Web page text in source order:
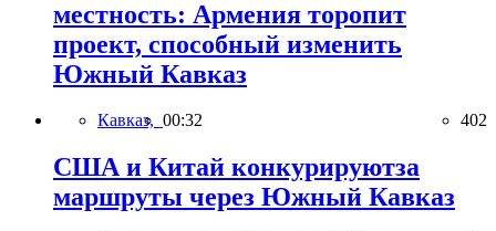
местность: Армения торопит
проект, способный изменить
Южный Кавказ
Кавказ, 00:32 402
США и Китай конкурируютза
маршруты через Южный Кавказ